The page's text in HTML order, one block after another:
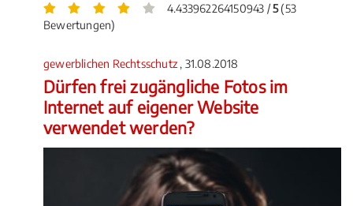
4.433962264150943 /5(53
Bewertungen)
gewerblichen Rechtsschutz , 31.08.2018
Dürfen frei zugängliche Fotos im
Internet auf eigener Website
verwendet werden?